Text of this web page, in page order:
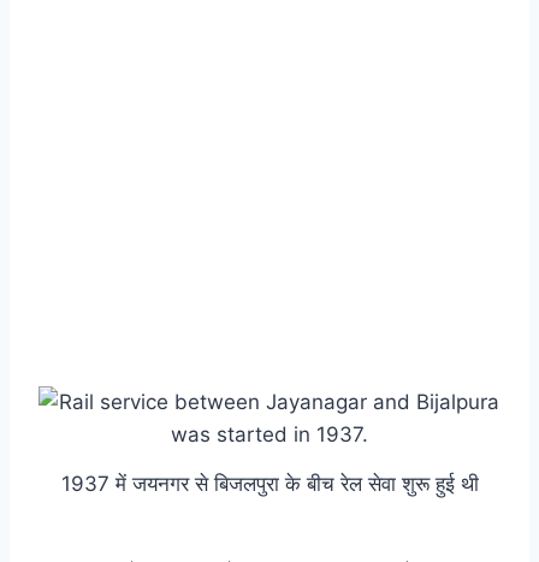
1937 में जयनगर से बिजलपुरा के बीच रेल सेवा शुरू हुई थी